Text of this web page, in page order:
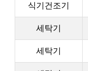
식기건조기
세탁기
세탁기